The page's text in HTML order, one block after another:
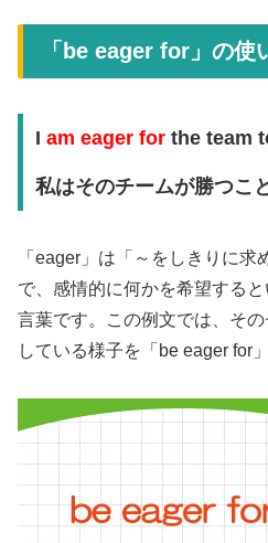
「be eager for」の使
I am eager forthe team
私はそのチームが勝つこ
「eager」は「～をしきりに
で、感情的に何かを希望する
言葉です。この例文では、そ
している様子を「be eager for